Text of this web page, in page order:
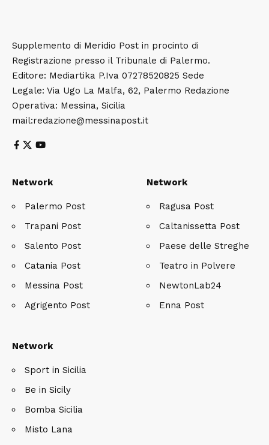
Supplemento di Meridio Post in procinto di
Registrazione presso il Tribunale di Palermo.
Editore: Mediartika P.Iva 07278520825 Sede
Legale: Via Ugo La Malfa, 62, Palermo Redazione
Operativa: Messina, Sicilia
mail:redazione@messinapost.it
Network
Palermo Post
Trapani Post
Salento Post
Catania Post
Messina Post
Agrigento Post
Network
Ragusa Post
Caltanissetta Post
Paese delle Streghe
Teatro in Polvere
NewtonLab24
Enna Post
Network
Sport in Sicilia
Be in Sicily
Bomba Sicilia
Misto Lana